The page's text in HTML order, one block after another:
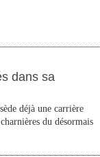
dans sa
déjà une carrière
du désormais